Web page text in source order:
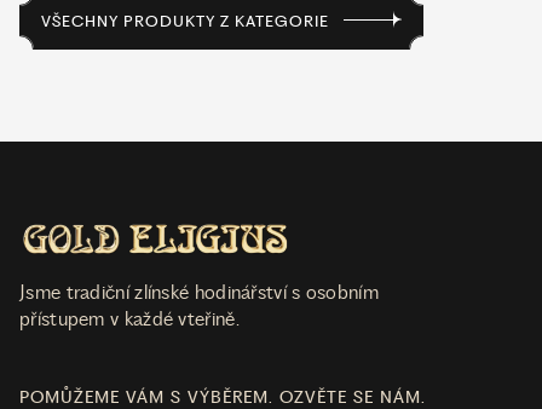
VŠECHNY PRODUKTY Z KATEGORIE
Jsme tradiční zlínské hodinářství s osobním
přístupem v každé vteřině.
POMŮŽEME VÁM S VÝBĚREM. OZVĚTE SE NÁM.